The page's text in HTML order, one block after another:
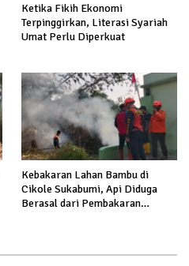
Ketika Fikih Ekonomi
Terpinggirkan, Literasi Syariah
Umat Perlu Diperkuat
Kebakaran Lahan Bambu di
Cikole Sukabumi, Api Diduga
Berasal dari Pembakaran